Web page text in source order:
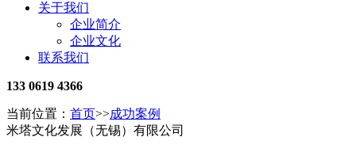
关于我们
企业简介
企业文化
联系我们
133 0619 4366
当前位置： 首页>>成功案例
米塔文化发展（无锡）有限公司